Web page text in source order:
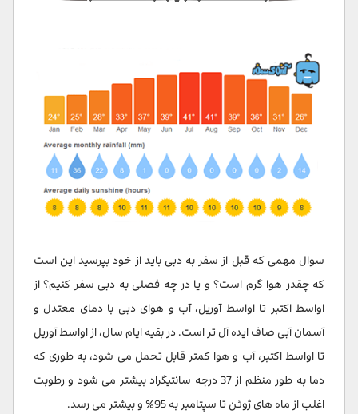
سوال مهمی که قبل از سفر به دبی باید از خود بپرسید این است
که چقدر هوا گرم است؟ و یا در چه فصلی به دبی سفر کنیم؟ از
اواسط اکتبر تا اواسط آوریل، آب و هوای دبی با دمای معتدل و
آسمان آبی صاف ایده آل تر است. در بقیه ایام سال، از اواسط آوریل
تا اواسط اکتبر، آب و هوا کمتر قابل تحمل می شود، به طوری که
دما به طور منظم از 37 درجه سانتیگراد بیشتر می شود و رطوبت
اغلب از ماه های ژوئن تا سپتامبر به 95٪ و بیشتر می رسد.